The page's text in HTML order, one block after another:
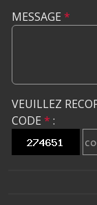
MESSAGE *
VEUILLEZ
CODE * :